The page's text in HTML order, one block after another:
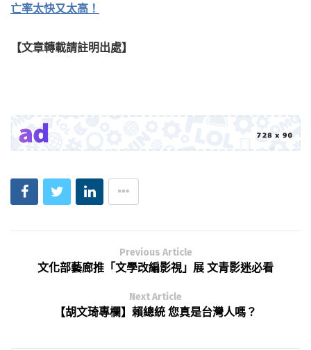
亡率太快又太高！
【文章轉載請註明出處】
Previous Article
文化部藝廊推「文學改編影視」展 文青影迷必看
Next Article
【胡文琦專欄】賴總統 您真是台灣人嗎？